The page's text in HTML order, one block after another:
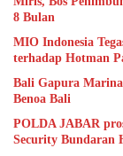
8 Bulan
MIO Indonesia
terhadap Hotman
Bali Gapura
Benoa Bali
POLDA JABAR
Security Bundaran